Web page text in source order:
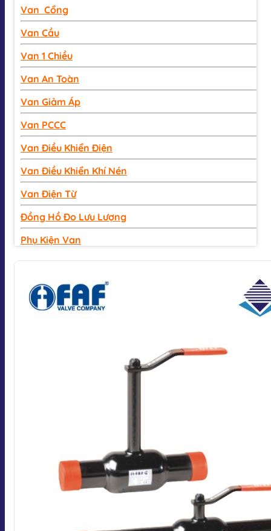
Van Cổng
Van Cầu
Van 1 Chiều
Van An Toàn
Van Giảm Áp
Van PCCC
Van Điều Khiển Điện
Van Điều Khiển Khí Nén
Van Điện Từ
Đồng Hồ Đo Lưu Lượng
Phụ Kiện Van